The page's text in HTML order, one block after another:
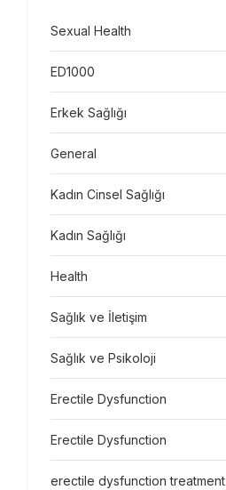
Sexual Health
ED1000
Erkek Sağlığı
General
Kadın Cinsel Sağlığı
Kadın Sağlığı
Health
Sağlık ve İletişim
Sağlık ve Psikoloji
Erectile Dysfunction
Erectile Dysfunction
erectile dysfunction treatment